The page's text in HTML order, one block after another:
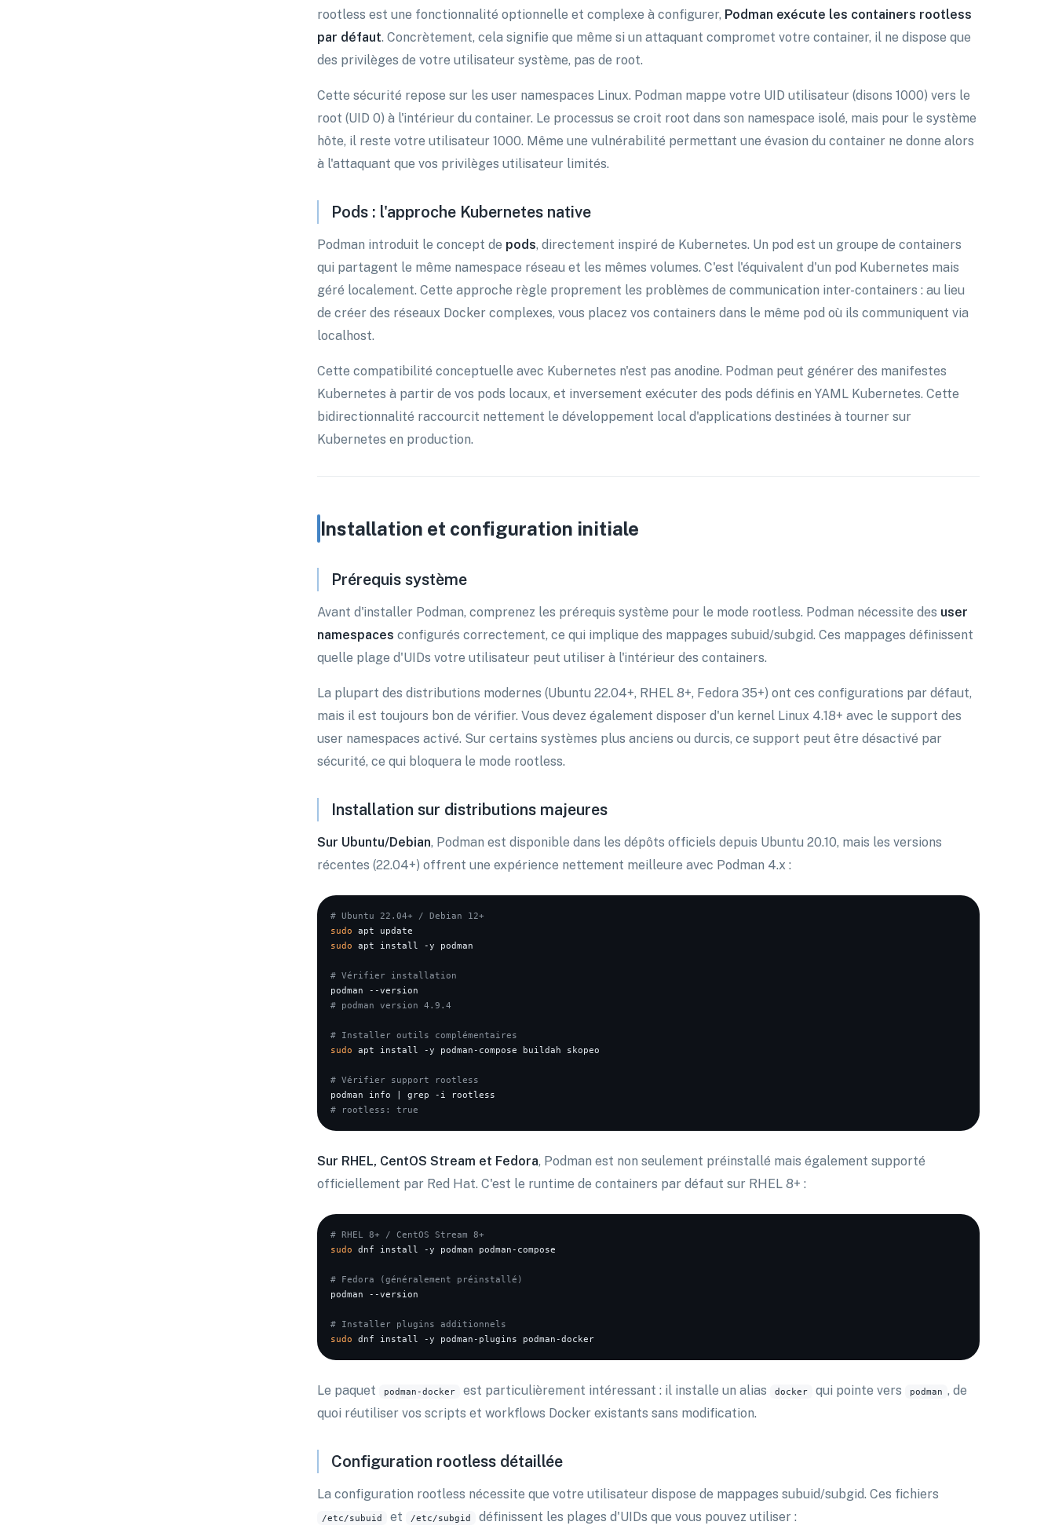
rootless est une fonctionnalité optionnelle et complexe à configurer, Podman exécute les containers rootless
par défaut. Concrètement, cela signifie que même si un attaquant compromet votre container, il ne dispose que
des privilèges de votre utilisateur système, pas de root.
Cette sécurité repose sur les user namespaces Linux. Podman mappe votre UID utilisateur (disons 1000) vers le
root (UID 0) à l'intérieur du container. Le processus se croit root dans son namespace isolé, mais pour le système
hôte, il reste votre utilisateur 1000. Même une vulnérabilité permettant une évasion du container ne donne alors
à l'attaquant que vos privilèges utilisateur limités.
Pods : l'approche Kubernetes native
Podman introduit le concept de pods, directement inspiré de Kubernetes. Un pod est un groupe de containers
qui partagent le même namespace réseau et les mêmes volumes. C'est l'équivalent d'un pod Kubernetes mais
géré localement. Cette approche règle proprement les problèmes de communication inter-containers : au lieu
de créer des réseaux Docker complexes, vous placez vos containers dans le même pod où ils communiquent via
localhost.
Cette compatibilité conceptuelle avec Kubernetes n'est pas anodine. Podman peut générer des manifestes
Kubernetes à partir de vos pods locaux, et inversement exécuter des pods définis en YAML Kubernetes. Cette
bidirectionnalité raccourcit nettement le développement local d'applications destinées à tourner sur
Kubernetes en production.
Installation et configuration initiale
Prérequis système
Avant d'installer Podman, comprenez les prérequis système pour le mode rootless. Podman nécessite des user
namespaces configurés correctement, ce qui implique des mappages subuid/subgid. Ces mappages définissent
quelle plage d'UIDs votre utilisateur peut utiliser à l'intérieur des containers.
La plupart des distributions modernes (Ubuntu 22.04+, RHEL 8+, Fedora 35+) ont ces configurations par défaut,
mais il est toujours bon de vérifier. Vous devez également disposer d'un kernel Linux 4.18+ avec le support des
user namespaces activé. Sur certains systèmes plus anciens ou durcis, ce support peut être désactivé par
sécurité, ce qui bloquera le mode rootless.
Installation sur distributions majeures
Sur Ubuntu/Debian, Podman est disponible dans les dépôts officiels depuis Ubuntu 20.10, mais les versions
récentes (22.04+) offrent une expérience nettement meilleure avec Podman 4.x :
# Ubuntu 22.04+ / Debian 12+
sudo
sudo apt install -y podman
# Vérifier installation
# podman version 4.9.4
# Installer outils complémentaires
sudo apt install -y podman-compose buildah skopeo
# Vérifier support rootless
# rootless: true
Sur RHEL, CentOS Stream et Fedora, Podman est non seulement préinstallé mais également supporté
officiellement par Red Hat. C'est le runtime de containers par défaut sur RHEL 8+ :
# RHEL 8+ / CentOS Stream 8+
sudo dnf install -y podman podman-compose
# Fedora (généralement préinstallé)
podman --version
# Installer plugins additionnels
sudo
Le paquet podman-docker est particulièrement intéressant : il installe un alias docker qui pointe vers podman , de
quoi réutiliser vos scripts et workflows Docker existants sans modification.
Configuration rootless détaillée
La configuration rootless nécessite que votre utilisateur dispose de mappages subuid/subgid. Ces fichiers
/etc/subuid et /etc/subgid définissent les plages d'UIDs que vous pouvez utiliser :